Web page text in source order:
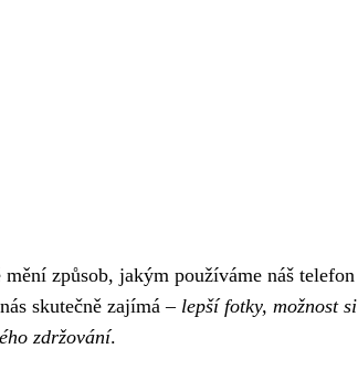
způsob, jakým používáme náš telefon
skutečně zajímá – lepší fotky, možnost si
zdržování.